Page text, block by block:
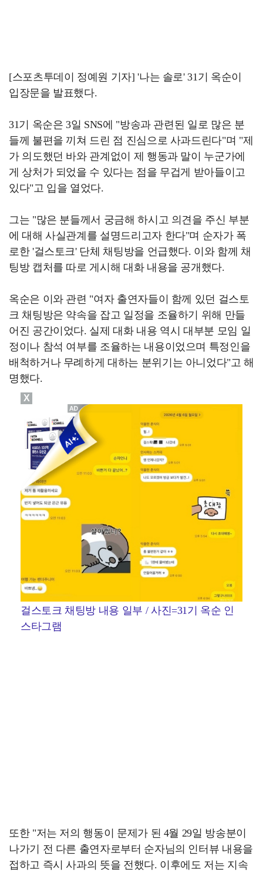
[스포츠투데이 정예원 기자] '나는 솔로' 31기 옥순이
입장문을 발표했다.
31기 옥순은 3일 SNS에 "방송과 관련된 일로 많은 분
들께 불편을 끼쳐 드린 점 진심으로 사과드린다"며 "제
가 의도했던 바와 관계없이 제 행동과 말이 누군가에
게 상처가 되었을 수 있다는 점을 무겁게 받아들이고
있다"고 입을 열었다.
그는 "많은 분들께서 궁금해 하시고 의견을 주신 부분
에 대해 사실관계를 설명드리고자 한다"며 순자가 폭
로한 '걸스토크' 단체 채팅방을 언급했다. 이와 함께 채
팅방 캡처를 따로 게시해 대화 내용을 공개했다.
옥순은 이와 관련 "여자 출연자들이 함께 있던 걸스토
크 채팅방은 약속을 잡고 일정을 조율하기 위해 만들
어진 공간이었다. 실제 대화 내용 역시 대부분 모임 일
정이나 참석 여부를 조율하는 내용이었으며 특정인을
배척하거나 무례하게 대하는 분위기는 아니었다"고 해
명했다.
걸스토크 채팅방 내용 일부 / 사진=31기 옥순 인
스타그램
또한 "저는 저의 행동이 문제가 된 4월 29일 방송분이
나가기 전 다른 출연자로부터 순자님의 인터뷰 내용을
접하고 즉시 사과의 뜻을 전했다. 이후에도 저는 지속
X